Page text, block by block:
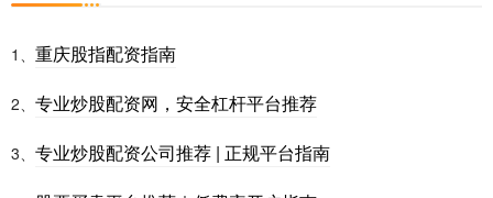
1、 重庆股指配资指南
2、 专业炒股配资网，安全杠杆平台推荐
3、 专业炒股配资公司推荐 | 正规平台指南